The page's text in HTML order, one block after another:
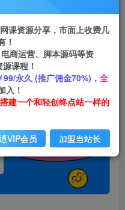
喜欢请分享------
彩文章请收藏本站。
课资源分享，市面上收费几
！
商运营、脚本源码等资
课程！
99/永久 (推广佣金70%)， 全
入！
建一个和轻创终点站一样的
VIP会员 加盟当站长